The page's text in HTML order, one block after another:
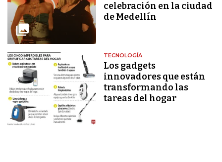
celebración en la ciudad
de Medellín
TECNOLOGÍA
Los gadgets
innovadores que están
transformando las
tareas del hogar